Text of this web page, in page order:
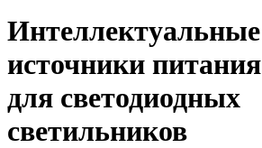
Интеллектуальные
источники питания
для светодиодных
светильников